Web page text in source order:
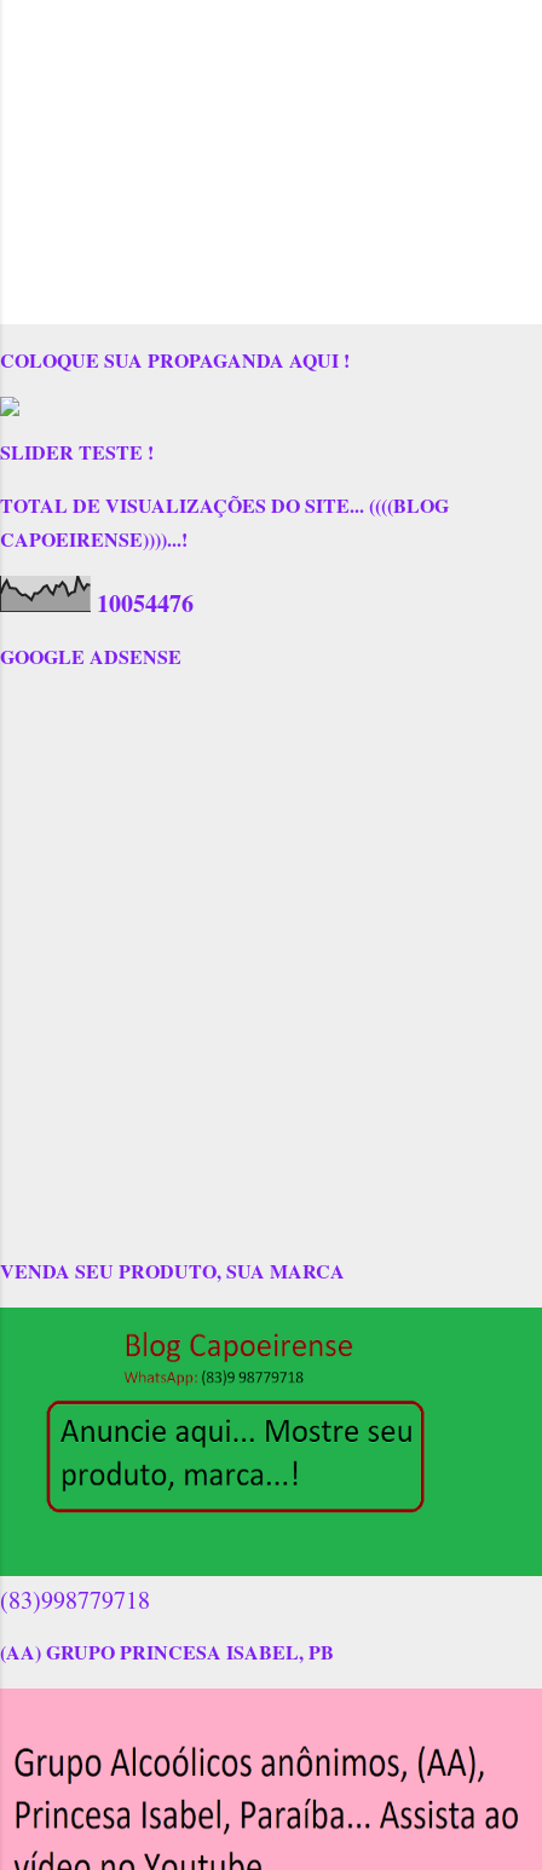
COLOQUE SUA PROPAGANDA AQUI !
SLIDER TESTE !
TOTAL DE VISUALIZAÇÕES DO SITE... ((((BLOG
CAPOEIRENSE))))...!
10054476
GOOGLE ADSENSE
VENDA SEU PRODUTO, SUA MARCA
(83)998779718
(AA) GRUPO PRINCESA ISABEL, PB